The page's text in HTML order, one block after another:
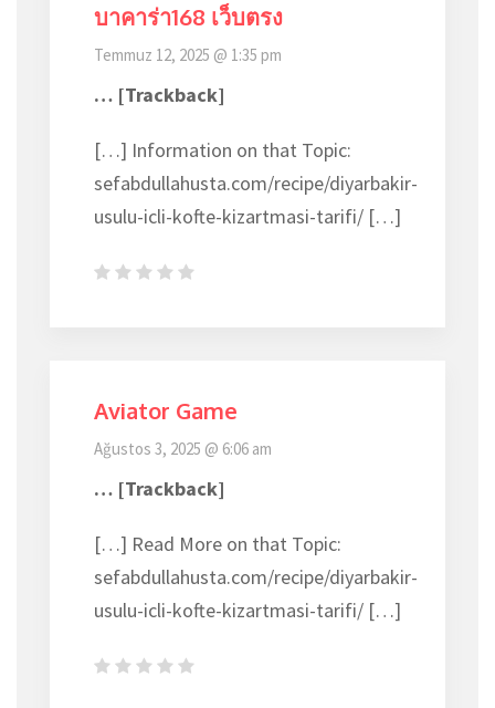
บาคาร่า168 เว็บตรง
Temmuz 12, 2025 @ 1:35 pm
… [Trackback]
[…] Information on that Topic:
sefabdullahusta.com/recipe/diyarbakir-
usulu-icli-kofte-kizartmasi-tarifi/ […]
Aviator Game
Ağustos 3, 2025 @ 6:06 am
… [Trackback]
[…] Read More on that Topic:
sefabdullahusta.com/recipe/diyarbakir-
usulu-icli-kofte-kizartmasi-tarifi/ […]